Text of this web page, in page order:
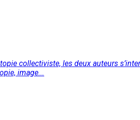
collectiviste, les deux auteurs
image...